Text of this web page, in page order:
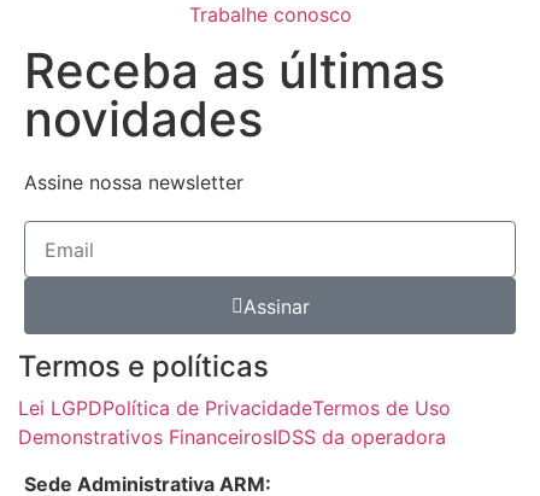
Trabalhe conosco
Receba as últimas
novidades
Assine nossa newsletter
Assinar
Termos e políticas
Lei LGPDPolítica de PrivacidadeTermos de Uso
Demonstrativos FinanceirosIDSS da operadora
Sede Administrativa ARM: